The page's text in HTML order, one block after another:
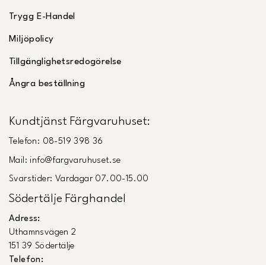
Trygg E-Handel
Miljöpolicy
Tillgänglighetsredogörelse
Ångra beställning
Kundtjänst Färgvaruhuset:
Telefon: 08-519 398 36
Mail: info@fargvaruhuset.se
Svarstider: Vardagar 07.00-15.00
Södertälje Färghandel
Adress:
Uthamnsvägen 2
151 39 Södertälje
Telefon: